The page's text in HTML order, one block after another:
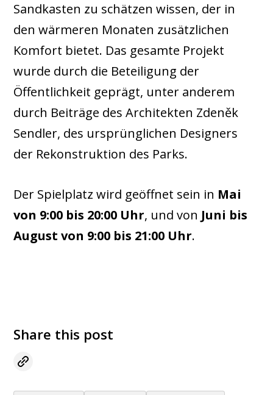
Sandkasten zu schätzen wissen, der in
den wärmeren Monaten zusätzlichen
Komfort bietet. Das gesamte Projekt
wurde durch die Beteiligung der
Öffentlichkeit geprägt, unter anderem
durch Beiträge des Architekten Zdeněk
Sendler, des ursprünglichen Designers
der Rekonstruktion des Parks.
Der Spielplatz wird geöffnet sein in Mai
von 9:00 bis 20:00 Uhr, und von Juni bis
August von 9:00 bis 21:00 Uhr.
Share this post